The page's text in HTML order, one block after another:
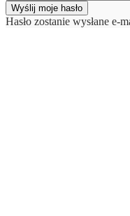
Hasło zostanie wysłane e-